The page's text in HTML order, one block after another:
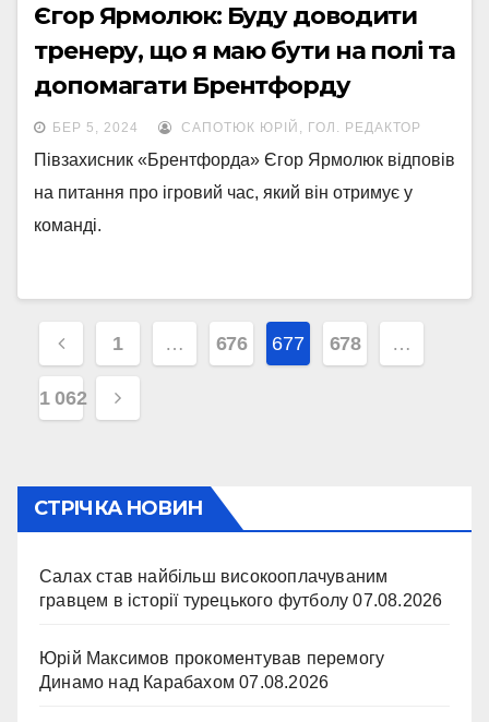
Єгор Ярмолюк: Буду доводити
тренеру, що я маю бути на полі та
допомагати Брентфорду
БЕР 5, 2024 САПОТЮК ЮРІЙ, ГОЛ. РЕДАКТОР
Півзахисник «Брентфорда» Єгор Ярмолюк відповів
на питання про ігровий час, який він отримує у
команді.
Навігація
записів
1 … 676 677 678 …
1 062
СТРІЧКА НОВИН
Салах став найбільш високооплачуваним
гравцем в історії турецького футболу 07.08.2026
Юрій Максимов прокоментував перемогу
Динамо над Карабахом 07.08.2026